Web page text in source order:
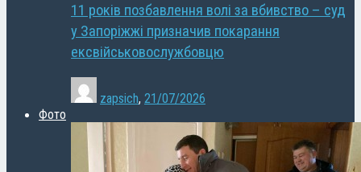
11 років позбавлення волі за вбивство – суд
у Запоріжжі призначив покарання
ексвійськовослужбовцю
zapsich, 21/07/2026
Фото